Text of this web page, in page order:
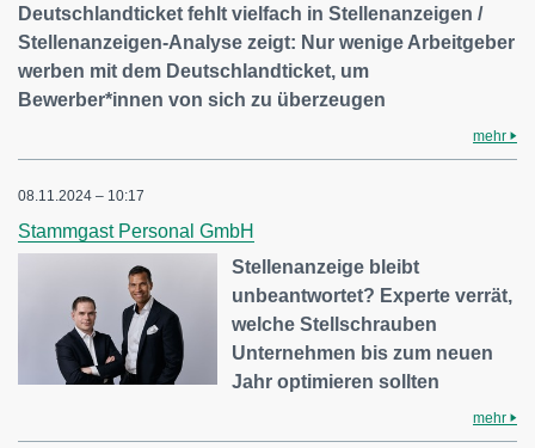
Deutschlandticket fehlt vielfach in Stellenanzeigen /
Stellenanzeigen-Analyse zeigt: Nur wenige Arbeitgeber
werben mit dem Deutschlandticket, um
Bewerber*innen von sich zu überzeugen
mehr
08.11.2024 – 10:17
Stammgast Personal GmbH
Stellenanzeige bleibt
unbeantwortet? Experte verrät,
welche Stellschrauben
Unternehmen bis zum neuen
Jahr optimieren sollten
mehr